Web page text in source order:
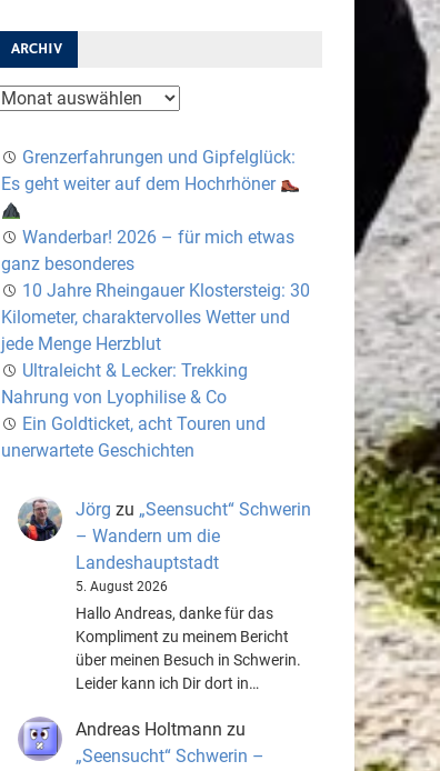
ARCHIV
Archiv
Grenzerfahrungen und Gipfelglück:
Es geht weiter auf dem Hochrhöner
Wanderbar! 2026 – für mich etwas
ganz besonderes
10 Jahre Rheingauer Klostersteig: 30
Kilometer, charaktervolles Wetter und
jede Menge Herzblut
Ultraleicht & Lecker: Trekking
Nahrung von Lyophilise & Co
Ein Goldticket, acht Touren und
unerwartete Geschichten
Jörg zu „Seensucht“ Schwerin
– Wandern um die
Landeshauptstadt
5. August 2026
Hallo Andreas, danke für das
Kompliment zu meinem Bericht
über meinen Besuch in Schwerin.
Leider kann ich Dir dort in…
Andreas Holtmann zu
„Seensucht“ Schwerin –